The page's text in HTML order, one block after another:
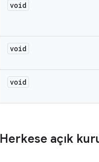
void
void
void
Herkese açık